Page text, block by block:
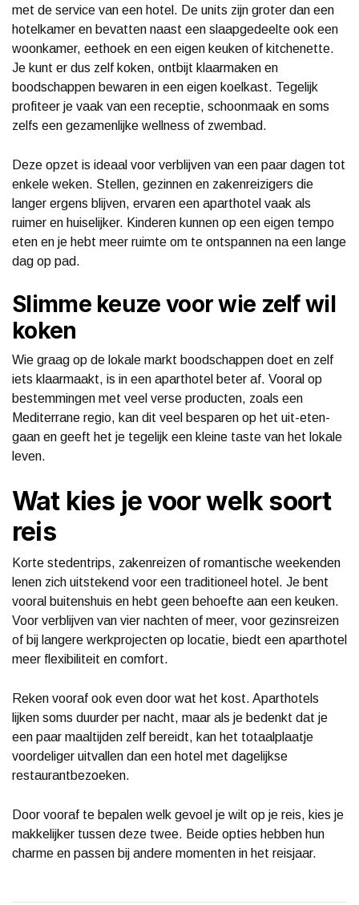
met de service van een hotel. De units zijn groter dan een
hotelkamer en bevatten naast een slaapgedeelte ook een
woonkamer, eethoek en een eigen keuken of kitchenette.
Je kunt er dus zelf koken, ontbijt klaarmaken en
boodschappen bewaren in een eigen koelkast. Tegelijk
profiteer je vaak van een receptie, schoonmaak en soms
zelfs een gezamenlijke wellness of zwembad.
Deze opzet is ideaal voor verblijven van een paar dagen tot
enkele weken. Stellen, gezinnen en zakenreizigers die
langer ergens blijven, ervaren een aparthotel vaak als
ruimer en huiselijker. Kinderen kunnen op een eigen tempo
eten en je hebt meer ruimte om te ontspannen na een lange
dag op pad.
Slimme keuze voor wie zelf wil
koken
Wie graag op de lokale markt boodschappen doet en zelf
iets klaarmaakt, is in een aparthotel beter af. Vooral op
bestemmingen met veel verse producten, zoals een
Mediterrane regio, kan dit veel besparen op het uit-eten-
gaan en geeft het je tegelijk een kleine taste van het lokale
leven.
Wat kies je voor welk soort
reis
Korte stedentrips, zakenreizen of romantische weekenden
lenen zich uitstekend voor een traditioneel hotel. Je bent
vooral buitenshuis en hebt geen behoefte aan een keuken.
Voor verblijven van vier nachten of meer, voor gezinsreizen
of bij langere werkprojecten op locatie, biedt een aparthotel
meer flexibiliteit en comfort.
Reken vooraf ook even door wat het kost. Aparthotels
lijken soms duurder per nacht, maar als je bedenkt dat je
een paar maaltijden zelf bereidt, kan het totaalplaatje
voordeliger uitvallen dan een hotel met dagelijkse
restaurantbezoeken.
Door vooraf te bepalen welk gevoel je wilt op je reis, kies je
makkelijker tussen deze twee. Beide opties hebben hun
charme en passen bij andere momenten in het reisjaar.